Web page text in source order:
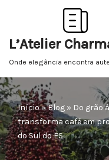
para
o
L’Atelier
Onde elegância encontra
Início»Blog » Do grão
transforma café em
do Sul do ES